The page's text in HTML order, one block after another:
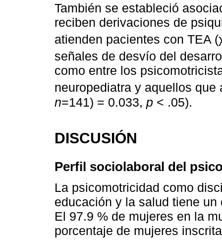
También se estableció
reciben derivaciones de
atienden pacientes con TEA
señales de desvío del
como entre los
neuropediatra y aquellos
n=141) = 0.033, p < .05).
DISCUSIÓN
Perfil sociolaboral del
La psicomotricidad como
educación y la salud tiene
El 97.9 % de mujeres en la
porcentaje de mujeres